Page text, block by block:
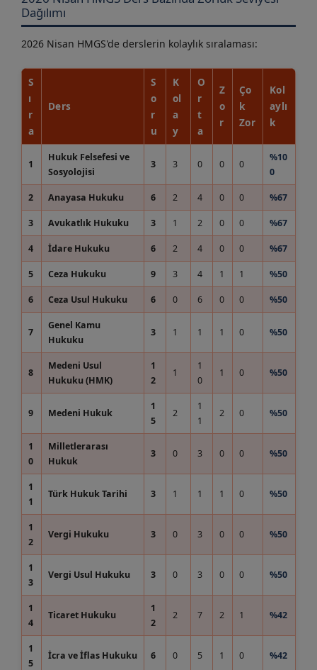
Dağılımı
2026 Nisan HMGS'de derslerin kolaylık sıralaması:
S
ı
r
a
Ders
S
o
r
u
K
ol
a
y
O
r
t
a
Z
o
r
Ço
k
Zor
Kol
aylı
k
1
Hukuk Felsefesi ve
Sosyolojisi
3 3 0 0 0
%10
0
2 Anayasa Hukuku 6 2 4 0 0 %67
3 Avukatlık Hukuku 3 1 2 0 0 %67
4 İdare Hukuku 6 2 4 0 0 %67
5 Ceza Hukuku 9 3 4 1 1 %50
6 Ceza Usul Hukuku 6 0 6 0 0 %50
7
Genel Kamu
Hukuku
3 1 1 1 0 %50
8
Medeni Usul
Hukuku (HMK)
1
2
1
1
0
1 0 %50
9 Medeni Hukuk
1
5
2
1
1
2 0 %50
1
0
Milletlerarası
Hukuk
3 0 3 0 0 %50
1
1
Türk Hukuk Tarihi 3 1 1 1 0 %50
1
2
Vergi Hukuku 3 0 3 0 0 %50
1
3
Vergi Usul Hukuku 3 0 3 0 0 %50
1
4
Ticaret Hukuku
1
2
2 7 2 1 %42
1
5
İcra ve İflas Hukuku 6 0 5 1 0 %42